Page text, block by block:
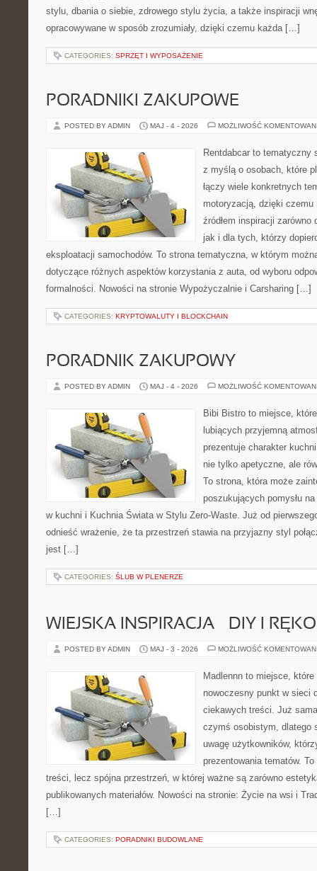
stylu, dbania o siebie, zdrowego stylu życia, a także inspiracji
opracowywane w sposób zrozumiały, dzięki czemu każda […]
CATEGORIES: SPRZĘT I WYPOSAŻENIE
PORADNIKI ZAKUPOWE
POSTED BY ADMIN MAJ - 4 - 2026 MOŻLIWOŚĆ
Rentdabcar to tematyczny
z myślą o osobach, które
łączy wiele konkretnych
motoryzacją, dzięki
źródłem inspiracji zarówno
jak i dla tych, którzy
eksploatacji samochodów. To strona tematyczna, w którym
dotyczące różnych aspektów korzystania z auta, od wyboru
formalności. Nowości na stronie Wypożyczalnie i Carsharing […]
CATEGORIES: KRYPTOWALUTY I BLOCKCHAIN
PORADNIK ZAKUPOWY
POSTED BY ADMIN MAJ - 4 - 2026 MOŻLIWOŚĆ
Bibi Bistro to miejsce,
lubiących przyjemną
prezentuje charakter
nie tylko apetyczne, ale
To strona, która może
poszukujących pomysłu
w kuchni i Kuchnia Świata w Stylu Zero-Waste. Już od
odnieść wrażenie, że ta przestrzeń stawia na przyjazny styl
jest […]
CATEGORIES: ŚLUB W PLENERZE
WIEJSKA INSPIRACJA – DIY I
POSTED BY ADMIN MAJ - 3 - 2026 MOŻLIWOŚĆ
Madlennn to miejsce,
nowoczesny punkt w sieci
ciekawych treści. Już
czymś osobistym, dlatego
uwagę użytkowników,
prezentowania tematów.
treści, lecz spójna przestrzeń, w której ważne są zarówno
publikowanych materiałów. Nowości na stronie: Życie na wsi i
[…]
CATEGORIES: PORADNIKI BUDOWLANE